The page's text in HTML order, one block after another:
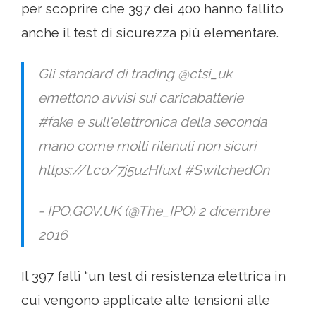
per scoprire che 397 dei 400 hanno fallito
anche il test di sicurezza più elementare.
Gli standard di trading @ctsi_uk
emettono avvisi sui caricabatterie
#fake e sull'elettronica della seconda
mano come molti ritenuti non sicuri
https://t.co/7j5uzHfuxt #SwitchedOn
- IPO.GOV.UK (@The_IPO) 2 dicembre
2016
Il 397 fallì “un test di resistenza elettrica in
cui vengono applicate alte tensioni alle